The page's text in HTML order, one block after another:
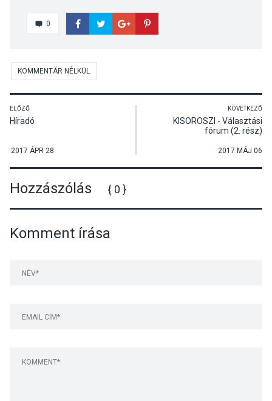
0
KOMMENTÁR NÉLKÜL
ELŐZŐ
Híradó
2017 ÁPR 28
KÖVETKEZŐ
KISOROSZI - Választási
fórum (2. rész)
2017 MÁJ 06
Hozzászólás { 0 }
Komment írása